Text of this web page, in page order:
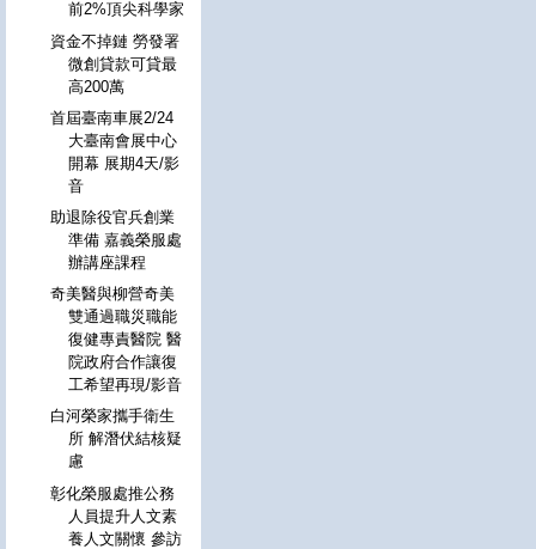
前2%頂尖科學家
資金不掉鏈 勞發署
微創貸款可貸最
高200萬
首屆臺南車展2/24
大臺南會展中心
開幕 展期4天/影
音
助退除役官兵創業
準備 嘉義榮服處
辦講座課程
奇美醫與柳營奇美
雙通過職災職能
復健專責醫院 醫
院政府合作讓復
工希望再現/影音
白河榮家攜手衛生
所 解潛伏結核疑
慮
彰化榮服處推公務
人員提升人文素
養人文關懷 參訪